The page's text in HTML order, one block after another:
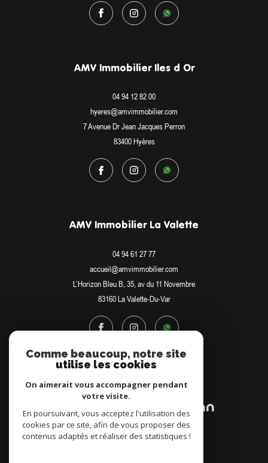
AMV Immobilier Iles d Or
04 94 12 82 00
hyeres@amvimmobilier.com
7 Avenue Dr Jean Jacques Perron
83400
Hyères
AMV Immobilier La Valette
04 94 61 27 77
accueil@amvimmobilier.com
L’Horizon Bleu B, 35, av du 11 Novembre
83160 La Valette-Du-Var
Adhérents
Comme beaucoup, notre site
utilise les cookies
On aimerait vous accompagner pendant
votre visite.
En poursuivant, vous acceptez l'utilisation des
cookies par ce site, afin de vous proposer des
contenus adaptés et réaliser des statistiques !